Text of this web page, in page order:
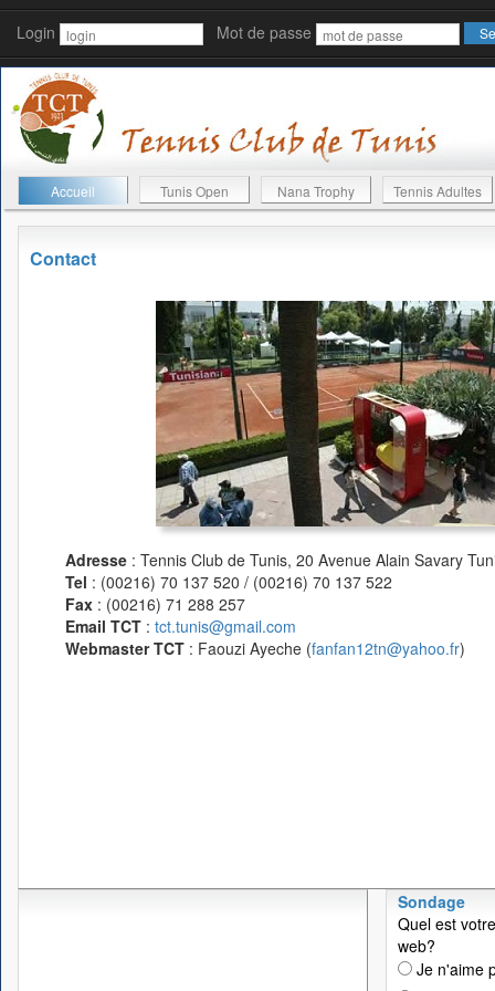
Login Mot de passe
Accueil Tunis Open Nana Trophy Tennis Adultes
Contact
Adresse : Tennis Club de Tunis, 20 Avenue Alain Savary
Tel : (00216) 70 137 520 / (00216) 70 137 522
Fax : (00216) 71 288 257
Email TCT : tct.tunis@gmail.com
Webmaster TCT : Faouzi Ayeche (fanfan12tn@yahoo.fr)
Sondage
Quel est
web?
Je n'aime